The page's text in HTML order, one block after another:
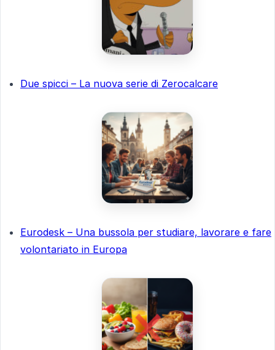
Due spicci – La nuova serie di Zerocalcare
Eurodesk – Una bussola per studiare, lavorare e fare
volontariato in Europa